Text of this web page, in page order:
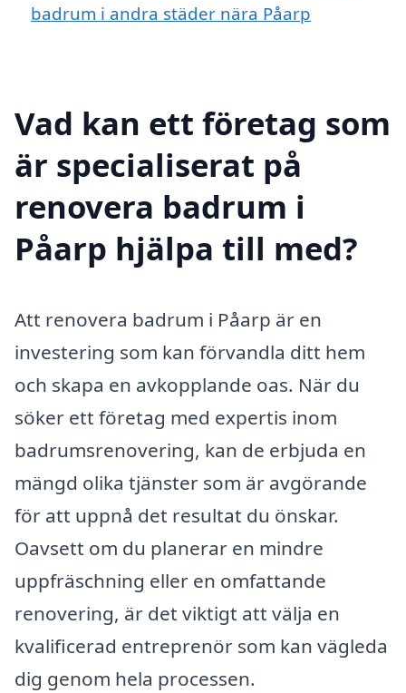
badrum i andra städer nära Påarp
Vad kan ett företag som
är specialiserat på
renovera badrum i
Påarp hjälpa till med?
Att renovera badrum i Påarp är en
investering som kan förvandla ditt hem
och skapa en avkopplande oas. När du
söker ett företag med expertis inom
badrumsrenovering, kan de erbjuda en
mängd olika tjänster som är avgörande
för att uppnå det resultat du önskar.
Oavsett om du planerar en mindre
uppfräschning eller en omfattande
renovering, är det viktigt att välja en
kvalificerad entreprenör som kan vägleda
dig genom hela processen.